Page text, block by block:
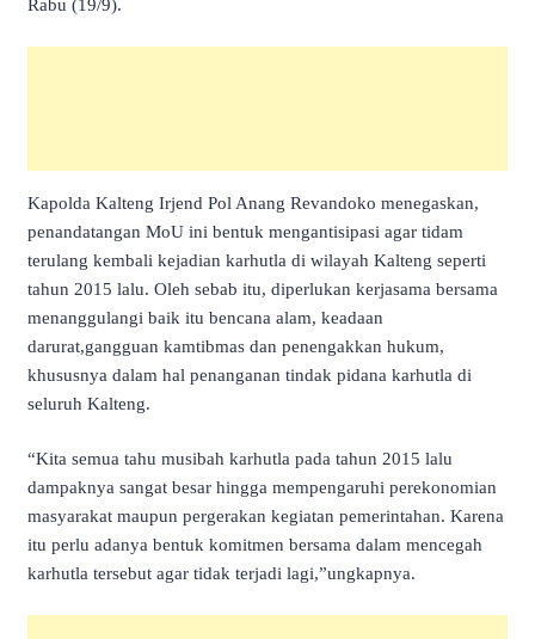
Rabu (19/9).
Kapolda Kalteng Irjend Pol Anang Revandoko menegaskan,
penandatangan MoU ini bentuk mengantisipasi agar tidam
terulang kembali kejadian karhutla di wilayah Kalteng seperti
tahun 2015 lalu. Oleh sebab itu, diperlukan kerjasama bersama
menanggulangi baik itu bencana alam, keadaan
darurat,gangguan kamtibmas dan penengakkan hukum,
khususnya dalam hal penanganan tindak pidana karhutla di
seluruh Kalteng.
“Kita semua tahu musibah karhutla pada tahun 2015 lalu
dampaknya sangat besar hingga mempengaruhi perekonomian
masyarakat maupun pergerakan kegiatan pemerintahan. Karena
itu perlu adanya bentuk komitmen bersama dalam mencegah
karhutla tersebut agar tidak terjadi lagi,”ungkapnya.